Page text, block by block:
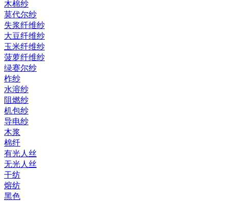
木棉纱
莫代尔纱
失浆纤维纱
大豆纤维纱
玉米纤维纱
菠萝纤维纱
绿赛尔纱
柞纱
水溶纱
阻燃纱
机包纱
导电纱
木浆
棉纤
有光人丝
无光人丝
干纺
熔纺
黑色